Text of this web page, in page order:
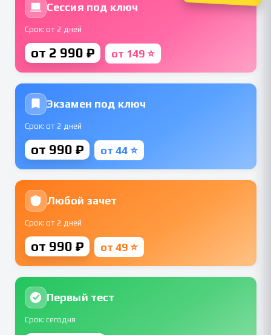
Сессия под ключ
Срок: от 2 дней
от 2 990 ₽ от 149 ⭐
Экзамен под ключ
Срок: от 2 дней
от 990 ₽ от 44 ⭐
Любой зачет
Срок: от 2 дней
от 990 ₽ от 49 ⭐
Первый тест
Срок: сегодня